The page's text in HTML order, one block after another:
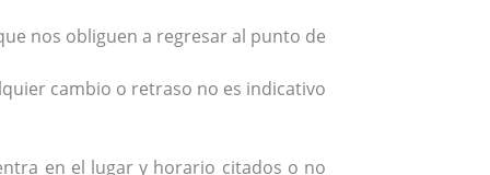
nos obliguen a regresar al punto de
cambio o retraso no es indicativo
en el lugar y horario citados o no